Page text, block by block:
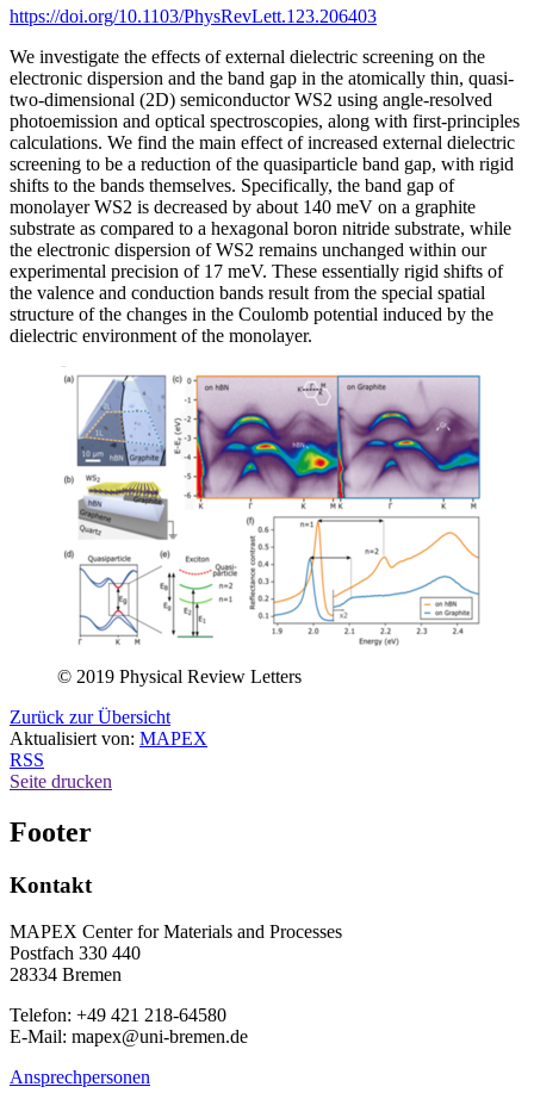
https://doi.org/10.1103/PhysRevLett.123.206403
We investigate the effects of external dielectric screening on the
electronic dispersion and the band gap in the atomically thin, quasi-
two-dimensional (2D) semiconductor WS2 using angle-resolved
photoemission and optical spectroscopies, along with first-principles
calculations. We find the main effect of increased external dielectric
screening to be a reduction of the quasiparticle band gap, with rigid
shifts to the bands themselves. Specifically, the band gap of
monolayer WS2 is decreased by about 140 meV on a graphite
substrate as compared to a hexagonal boron nitride substrate, while
the electronic dispersion of WS2 remains unchanged within our
experimental precision of 17 meV. These essentially rigid shifts of
the valence and conduction bands result from the special spatial
structure of the changes in the Coulomb potential induced by the
dielectric environment of the monolayer.
© 2019 Physical Review Letters
Zurück zur Übersicht
Aktualisiert von: MAPEX
RSS
Seite drucken
Footer
Kontakt
MAPEX Center for Materials and Processes
Postfach 330 440
28334 Bremen
Telefon: +49 421 218-64580
E-Mail: mapex@uni-bremen.de
Ansprechpersonen